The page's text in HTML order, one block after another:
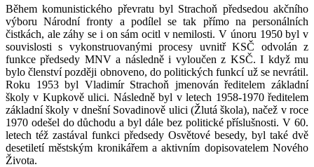
Během komunistického převratu byl Strachoň předsedou akčního
výboru Národní fronty a podílel se tak přímo na personálních
čistkách, ale záhy se i on sám ocitl v nemilosti. V únoru 1950 byl v
souvislosti s vykonstruovanými procesy uvnitř KSČ odvolán z
funkce předsedy MNV a následně i vyloučen z KSČ. I když mu
bylo členství později obnoveno, do politických funkcí už se nevrátil.
Roku 1953 byl Vladimír Strachoň jmenován ředitelem základní
školy v Kupkově ulici. Následně byl v letech 1958-1970 ředitelem
základní školy v dnešní Sovadinově ulici (Žlutá škola), načež v roce
1970 odešel do důchodu a byl dále bez politické příslušnosti. V 60.
letech též zastával funkci předsedy Osvětové besedy, byl také dvě
desetiletí městským kronikářem a aktivním dopisovatelem Nového
Života.